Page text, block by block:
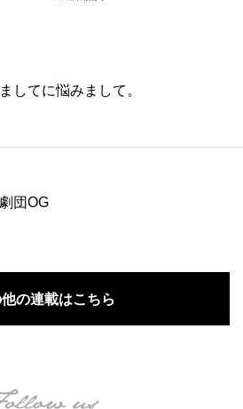
してに悩みまして。
団OG
の連載はこちら